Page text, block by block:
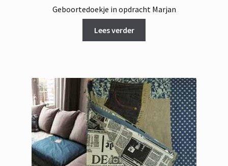
Geboortedoekje in opdracht Marjan
Lees verder